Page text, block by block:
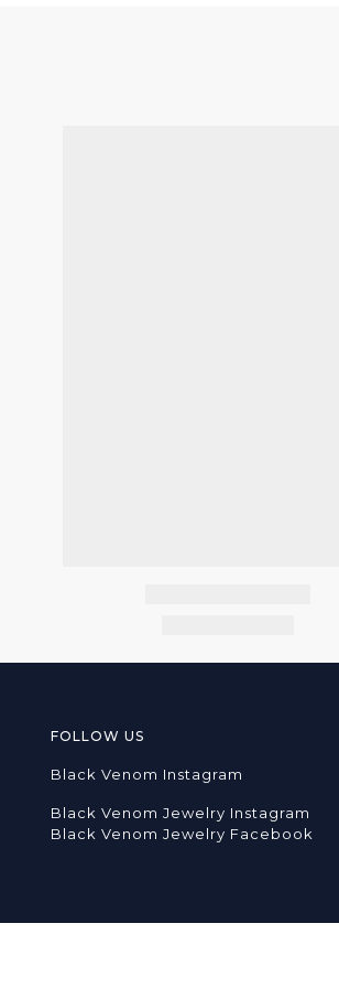
FOLLOW US
Black Venom Instagram
Black Venom Jewelry Instagram
Black Venom Jewelry Facebook